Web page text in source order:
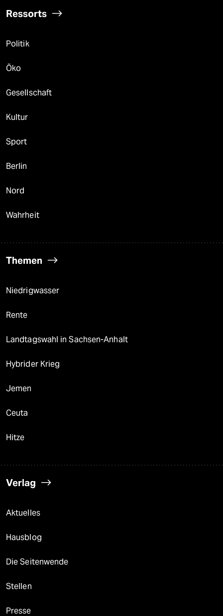
Ressorts
Politik
Öko
Gesellschaft
Kultur
Sport
Berlin
Nord
Wahrheit
Themen
Niedrigwasser
Rente
Landtagswahl in Sachsen-Anhalt
Hybrider Krieg
Jemen
Ceuta
Hitze
Verlag
Aktuelles
Hausblog
Die Seitenwende
Stellen
Presse